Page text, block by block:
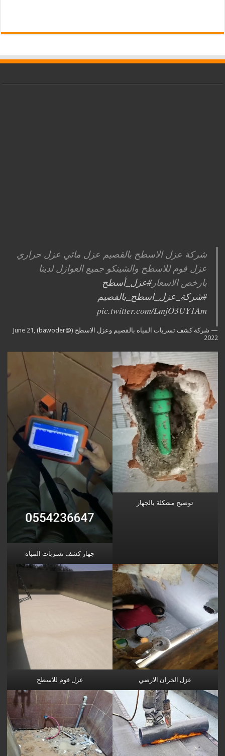
شركة عزل الاسطح بالقصيم عزل مائي عزل حراري
عزل فوم للاسطح والشينكو جميع العوازل لدينا
بارخص الاسعار#عزل_أسطح
#شركة_عزل_اسطح_بالقصيم
pic.twitter.com/LmjO3UY1Am
— شركة كشف تسربات المياه بالقصيم وعزل الاسطح (@bawoder)
June 21,
2022
توضيح مشكلة بالجهاز
جهاز كشف تسربات المياه
عزل الخزان الارضي عزل فوم للاسطح